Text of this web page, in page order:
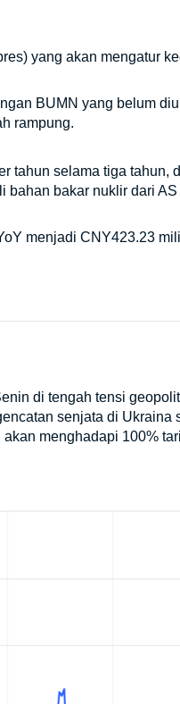
yang akan mengatur
BUMN yang belum
rampung.
tahun selama tiga tahun,
bahan bakar nuklir dari
menjadi CNY423.23
di tengah tensi
senjata di Ukraina
menghadapi 100%